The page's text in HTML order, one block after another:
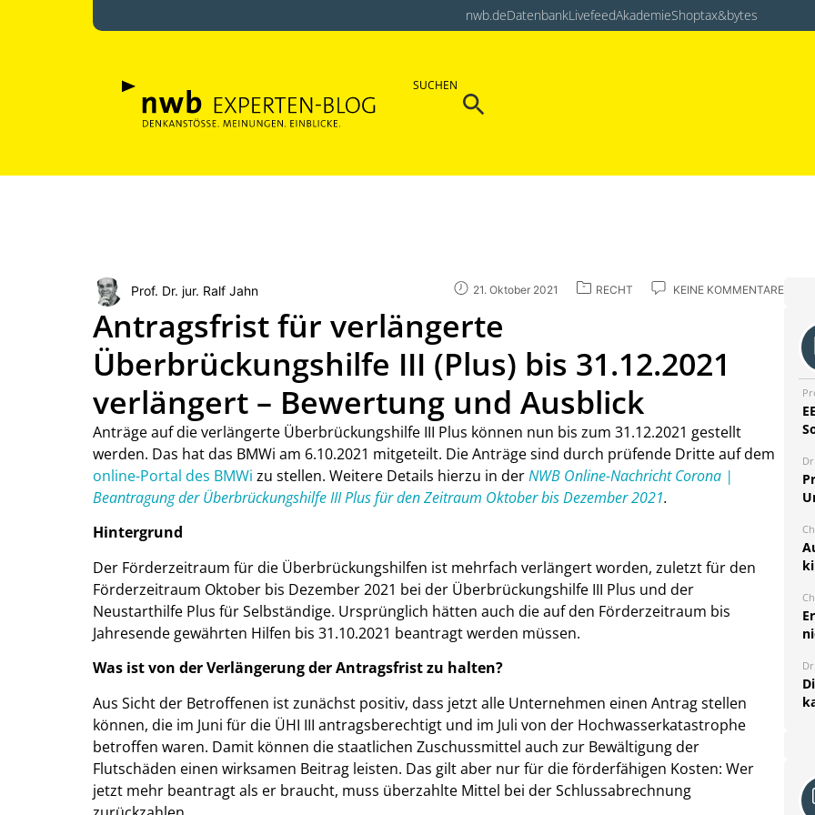
nwb.deDatenbankLivefeedAkademieShoptax&bytes
SUCHEN
Search
Prof. Dr. jur. Ralf Jahn 21. Oktober 2021 RECHT KEINE KOMMENTARE
Antragsfrist für verlängerte
Überbrückungshilfe III (Plus) bis 31.12.2021
verlängert – Bewertung und Ausblick
Anträge auf die verlängerte Überbrückungshilfe III Plus können nun bis zum 31.12.2021 gestellt
werden. Das hat das BMWi am 6.10.2021 mitgeteilt. Die Anträge sind durch prüfende Dritte auf dem
online-Portal des BMWi zu stellen. Weitere Details hierzu in derNWB Online-Nachricht Corona |
Beantragung der Überbrückungshilfe III Plus für den Zeitraum Oktober bis Dezember 2021.
Hintergrund
Der Förderzeitraum für die Überbrückungshilfen ist mehrfach verlängert worden, zuletzt für den
Förderzeitraum Oktober bis Dezember 2021 bei der Überbrückungshilfe III Plus und der
Neustarthilfe Plus für Selbständige. Ursprünglich hätten auch die auf den Förderzeitraum bis
Jahresende gewährten Hilfen bis 31.10.2021 beantragt werden müssen.
Was ist von der Verlängerung der Antragsfrist zu halten?
Aus Sicht der Betroffenen ist zunächst positiv, dass jetzt alle Unternehmen einen Antrag stellen
können, die im Juni für die ÜHI III antragsberechtigt und im Juli von der Hochwasserkatastrophe
betroffen waren. Damit können die staatlichen Zuschussmittel auch zur Bewältigung der
Flutschäden einen wirksamen Beitrag leisten. Das gilt aber nur für die förderfähigen Kosten: Wer
jetzt mehr beantragt als er braucht, muss überzahlte Mittel bei der Schlussabrechnung